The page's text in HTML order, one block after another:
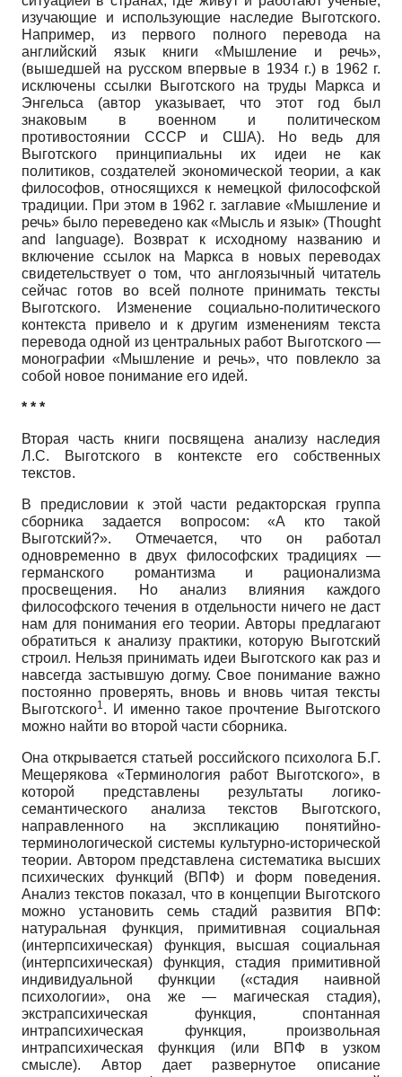
изучающие и использующие наследие Выготского.
Например, из первого полного перевода на
английский язык книги «Мышление и речь»,
(вышедшей на русском впервые в 1934 г.) в 1962 г.
исключены ссылки Выготского на труды Маркса и
Энгельса (автор указывает, что этот год был
знаковым в военном и политическом
противостоянии СССР и США). Но ведь для
Выготского принципиальны их идеи не как
политиков, создателей экономической теории, а как
философов, относящихся к немецкой философской
традиции. При этом в 1962 г. заглавие «Мышление и
речь» было переведено как «Мысль и язык» (Thought
and language). Возврат к исходному названию и
включение ссылок на Маркса в новых переводах
свидетельствует о том, что англоязычный читатель
сейчас готов во всей полноте принимать тексты
Выготского. Изменение социально-политического
контекста привело и к другим изменениям текста
перевода одной из центральных работ Выготского —
монографии «Мышление и речь», что повлекло за
собой новое понимание его идей.
* * *
Вторая часть книги посвящена анализу наследия
Л.С. Выготского в контексте его собственных
текстов.
В предисловии к этой части редакторская группа
сборника задается вопросом: «А кто такой
Выготский?». Отмечается, что он работал
одновременно в двух философских традициях —
германского романтизма и рационализма
просвещения. Но анализ влияния каждого
философского течения в отдельности ничего не даст
нам для понимания его теории. Авторы предлагают
обратиться к анализу практики, которую Выготский
строил. Нельзя принимать идеи Выготского как раз и
навсегда застывшую догму. Свое понимание важно
постоянно проверять, вновь и вновь читая тексты
Выготского1 . И именно такое прочтение Выготского
можно найти во второй части сборника.
Она открывается статьей российского психолога Б.Г.
Мещерякова «Терминология работ Выготского», в
которой представлены результаты логико-
семантического анализа текстов Выготского,
направленного на экспликацию понятийно-
терминологической системы культурно-исторической
теории. Автором представлена систематика высших
психических функций (ВПФ) и форм поведения.
Анализ текстов показал, что в концепции Выготского
можно установить семь стадий развития ВПФ:
натуральная функция, примитивная социальная
(интерпсихическая) функция, высшая социальная
(интерпсихическая) функция, стадия примитивной
индивидуальной функции («стадия наивной
психологии», она же — магическая стадия),
экстрапсихическая функция, спонтанная
интрапсихическая функция, произвольная
интрапсихическая функция (или ВПФ в узком
смысле). Автор дает развернутое описание